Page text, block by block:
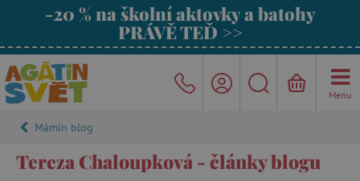
-20 % na školní aktovky a batohy
PRÁVĚ TEĎ >>
Menu
Mámin blog
Tereza Chaloupková - články blogu